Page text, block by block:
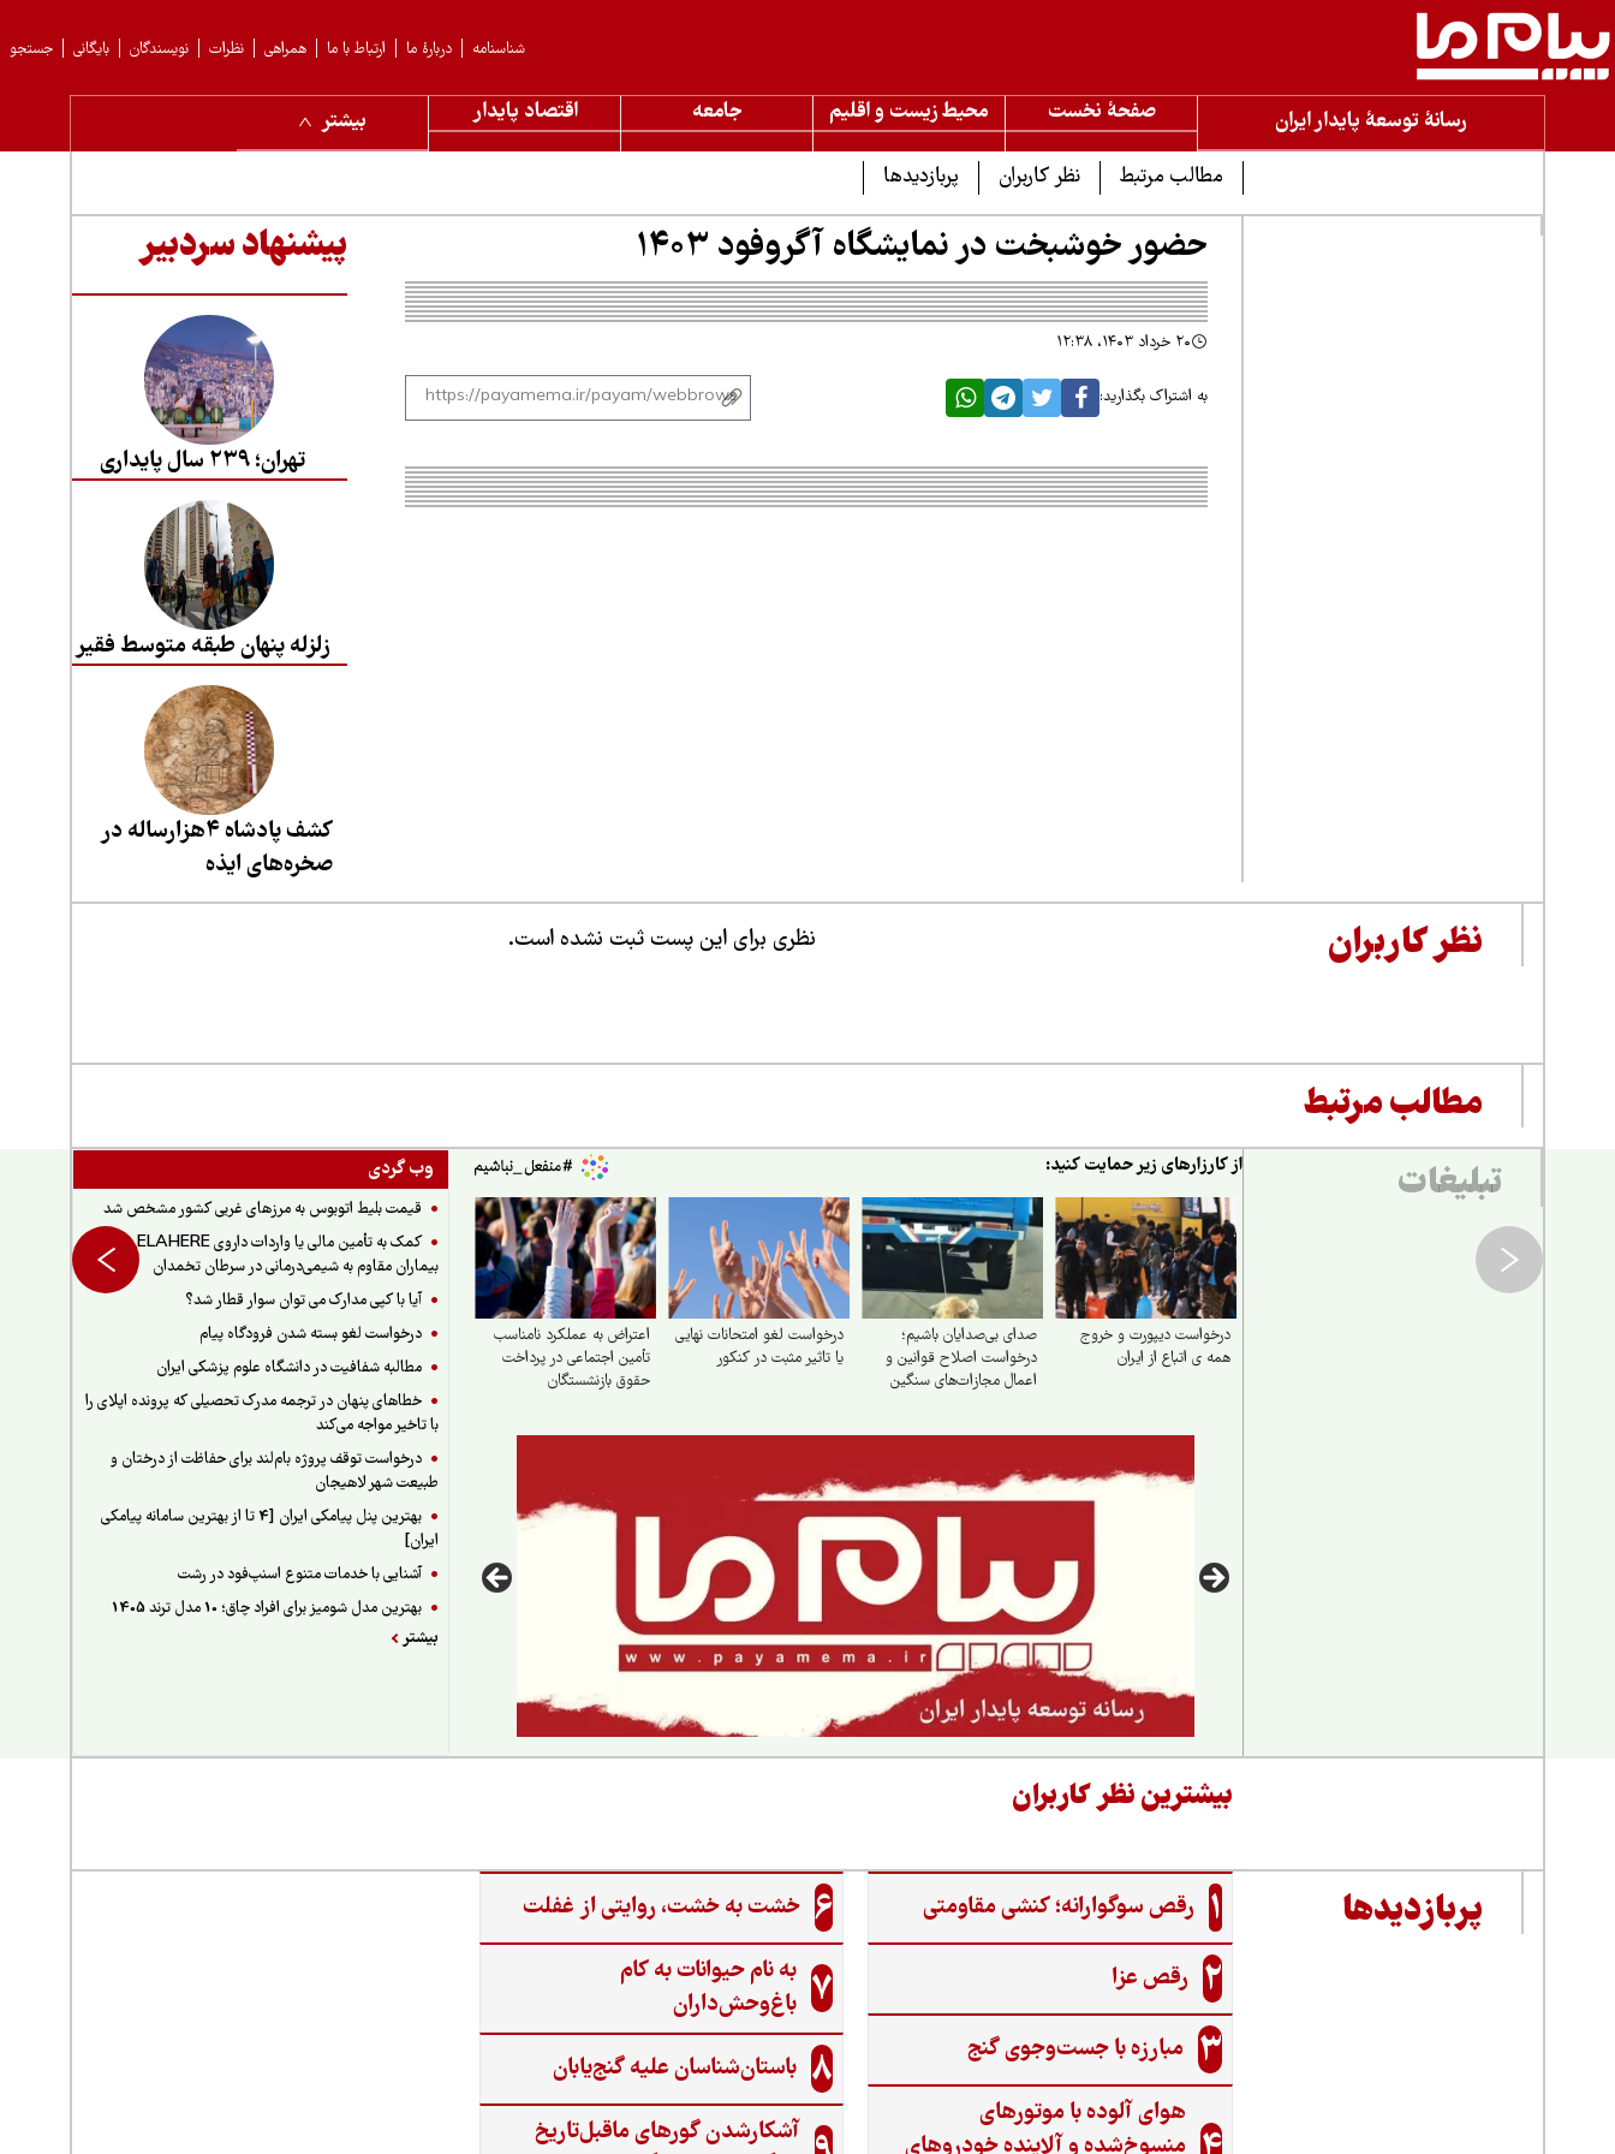
جستجو بایگانی نویسندگان نظرات همراهی ارتباط با ما دربارهٔ ما شناسنامه
رسانۀ توسعۀ پایدار ایران صفحۀ نخست محیط زیست و اقلیم جامعه اقتصاد پایدار
بیشتر
مطالب مرتبط
نظر کاربران پربازدیدها
حضور خوشبخت در نمایشگاه آگروفود ۱۴۰۳
۲۰ خرداد ۱۴۰۳، ۱۲:۳۸
به اشتراک بگذارید:
پیشنهاد سردبیر
تهران؛ ۲۳۹ سال پایداری
زلزله پنهان طبقه متوسط فقیر
کشف پادشاه ۴هزارساله در
صخره‌های ایذه
نظر کاربران نظری برای این پست ثبت نشده است.
مطالب مرتبط
تبلیغات
وب گردی
قیمت بلیط اتوبوس به مرزهای غربی کشور مشخص شد
کمک به تأمین مالی یا واردات داروی ELAHERE برای
بیماران مقاوم به شیمی‌درمانی در سرطان تخمدان
آیا با کپی مدارک می توان سوار قطار شد؟
درخواست لغو بسته شدن فرودگاه پیام
مطالبه شفافیت در دانشگاه علوم پزشکی ایران
خطاهای پنهان در ترجمه مدرک تحصیلی که پرونده اپلای را
با تاخیر مواجه می‌کند
درخواست توقف پروژه بام‌لند برای حفاظت از درختان و
طبیعت شهر لاهیجان
بهترین پنل پیامکی ایران [4 تا از بهترین سامانه پیامکی
ایران]
آشنایی با خدمات متنوع اسنپ‌فود در رشت
بهترین مدل شومیز برای افراد چاق؛ 10 مدل ترند 1405
بیشتر
از کارزارهای زیر حمایت کنید:
درخواست دیپورت و خروج
همه ی اتباع از ایران
صدای بی‌صدایان باشیم؛
درخواست اصلاح قوانین و
اعمال مجازات‌های سنگین
درخواست لغو امتحانات نهایی
یا تاثیر مثبت در کنکور
اعتراض به عملکرد نامناسب
تأمین اجتماعی در پرداخت
حقوق بازنشستگان
بیشترین نظر کاربران
پربازدیدها 1 رقص سوگوارانه؛ کنشی مقاومتی
2 رقص عزا
3 مبارزه با جست‌وجوی گنج‌
هوای آلوده با موتورهای
منسوخ‌شده و آلاینده خودروهای
6 خشت به خشت، روایتی از غفلت
7 به نام حیوانات به کام
باغ‌وحش‌داران
8 باستان‌شناسان علیه گنج‌یابان
آشکارشدن گورهای ماقبل‌تاریخ